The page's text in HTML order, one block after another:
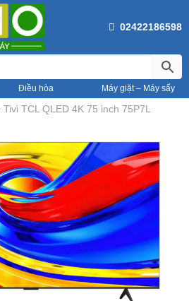
02422186598
Điều hòa Máy giặt – Máy sấy
TCL QLED 4K 75 inch 75P7L